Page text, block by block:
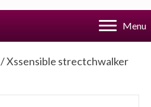
Menu
/ Xssensible strectchwalker